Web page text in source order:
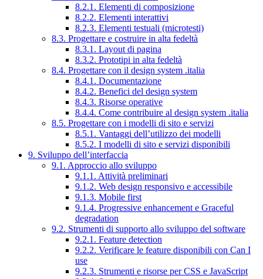
8.2.1. Elementi di composizione
8.2.2. Elementi interattivi
8.2.3. Elementi testuali (microtesti)
8.3. Progettare e costruire in alta fedeltà
8.3.1. Layout di pagina
8.3.2. Prototipi in alta fedeltà
8.4. Progettare con il design system .italia
8.4.1. Documentazione
8.4.2. Benefici del design system
8.4.3. Risorse operative
8.4.4. Come contribuire al design system .italia
8.5. Progettare con i modelli di sito e servizi
8.5.1. Vantaggi dell’utilizzo dei modelli
8.5.2. I modelli di sito e servizi disponibili
9. Sviluppo dell’interfaccia
9.1. Approccio allo sviluppo
9.1.1. Attività preliminari
9.1.2. Web design responsivo e accessibile
9.1.3. Mobile first
9.1.4. Progressive enhancement e Graceful
degradation
9.2. Strumenti di supporto allo sviluppo del software
9.2.1. Feature detection
9.2.2. Verificare le feature disponibili con Can I
use
9.2.3. Strumenti e risorse per CSS e JavaScript